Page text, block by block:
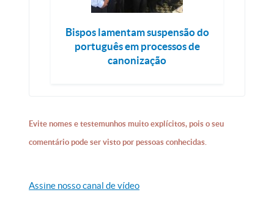
Bispos lamentam suspensão do
português em processos de
canonização
Evite nomes e testemunhos muito explícitos, pois o seu
comentário pode ser visto por pessoas conhecidas.
Assine nosso canal de vídeo